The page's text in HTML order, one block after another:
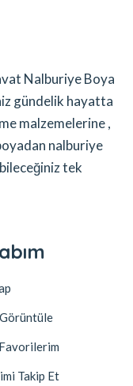
Nalburiye Boya
gündelik hayatta
malzemelerine ,
nalburiye
tek
Takip Et